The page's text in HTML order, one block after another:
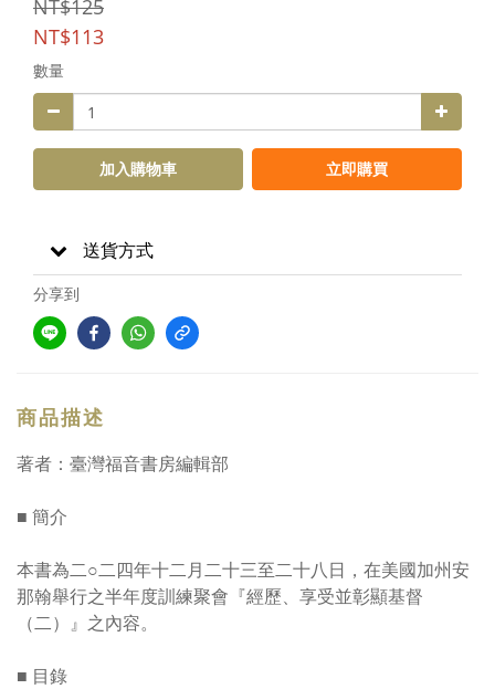
NT$125
NT$113
數量
加入購物車 立即購買
送貨方式
分享到
商品描述
著者：臺灣福音書房編輯部
■ 簡介
本書為二○二四年十二月二十三至二十八日，在美國加州安
那翰舉行之半年度訓練聚會『經歷、享受並彰顯基督
（二）』之內容。
■ 目錄